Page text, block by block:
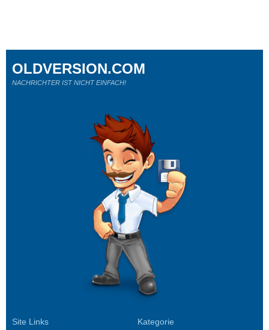
Site Links Kategorie
OLDVERSION.COM
NACHRICHTER IST NICHT EINFACH!